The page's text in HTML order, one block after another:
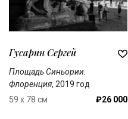
Гусарин Сергей
Площадь Синьории.
Флоренция, 2019 год
59 x 78 см
₽26 000